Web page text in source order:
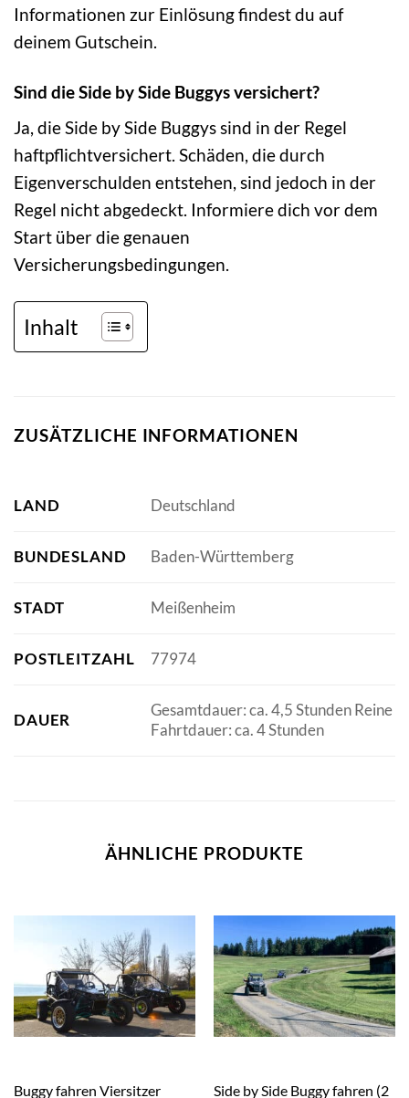
Informationen zur Einlösung findest du auf
deinem Gutschein.
Sind die Side by Side Buggys versichert?
Ja, die Side by Side Buggys sind in der Regel
haftpflichtversichert. Schäden, die durch
Eigenverschulden entstehen, sind jedoch in der
Regel nicht abgedeckt. Informiere dich vor dem
Start über die genauen
Versicherungsbedingungen.
Inhalt
ZUSÄTZLICHE INFORMATIONEN
LAND Deutschland
BUNDESLAND Baden-Württemberg
STADT Meißenheim
POSTLEITZAHL 77974
DAUER
Gesamtdauer: ca. 4,5 Stunden Reine
Fahrtdauer: ca. 4 Stunden
ÄHNLICHE PRODUKTE
Buggy fahren Viersitzer Side by Side Buggy fahren (2